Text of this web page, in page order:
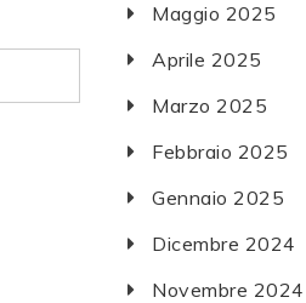
Maggio 2025
Aprile 2025
Marzo 2025
Febbraio 2025
Gennaio 2025
Dicembre 2024
Novembre 2024